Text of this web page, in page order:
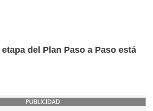
del Plan Paso a Paso está
PUBLICIDAD